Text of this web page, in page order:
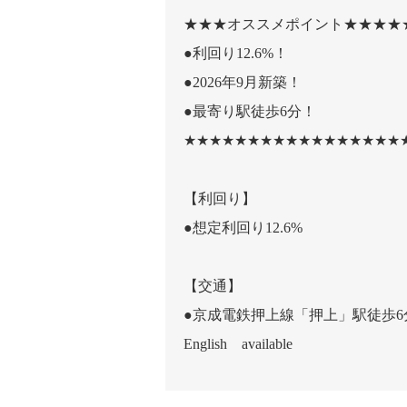
★★★オススメポイント
●利回り12.6%！
●2026年9月新築！
●最寄り駅徒歩6分！
【利回り】
●想定利回り12.6%
【交通】
●京成電鉄押上線「押上」駅徒歩6
English available